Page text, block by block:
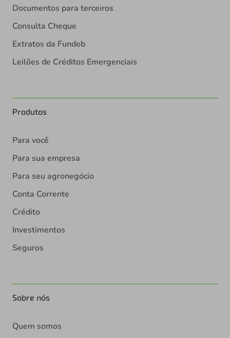
Documentos para terceiros
Consulta Cheque
Extratos da Fundeb
Leilões de Créditos Emergenciais
Produtos
Para você
Para sua empresa
Para seu agronegócio
Conta Corrente
Crédito
Investimentos
Seguros
Sobre nós
Quem somos